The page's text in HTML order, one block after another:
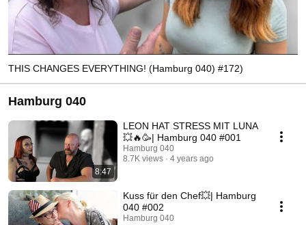
THIS CHANGES EVERYTHING! (Hamburg 040) #172)
Hamburg 040
8:47
LEON HAT STRESS MIT LUNA
💥🔥​🥳| Hamburg 040 #001
Hamburg 040
8.7K views
4 years ago
Kuss für den Chef💥| Hamburg
040 #002
Hamburg 040